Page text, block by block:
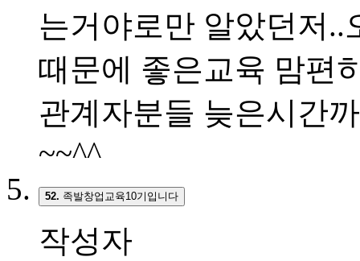
는거야로만 알았던저
때문에 좋은교육 맘편
관계자분들 늦은시간
~~^^
52. 족발창업교육10기입니다
작성자